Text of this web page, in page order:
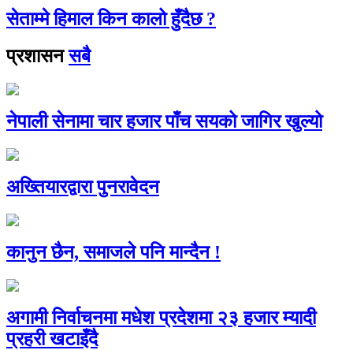
सेताम्मे हिमाल किन कालो हुँदैछ ?
प्रशासनसबै
नेपाली सेनामा चार हजार पाँच सयको जागिर खुल्यो
अख्तियारद्वारा पुनरावेदन
कानुन छैन, समाजले पनि मान्दैन !
अगामी निर्वाचनमा मधेश प्रदेशमा २३ हजार म्यादी
प्रहरी खटाइँदै